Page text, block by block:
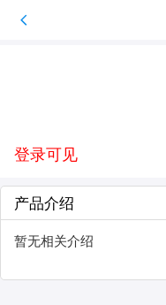
登录可见
产品介绍
暂无相关介绍